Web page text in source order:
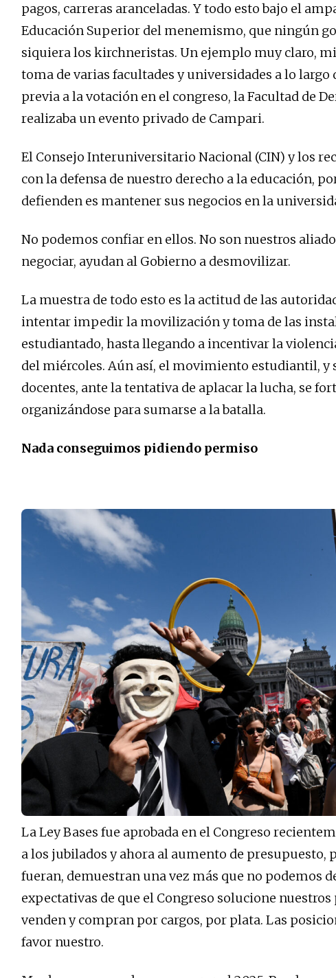
pagos, carreras aranceladas. Y todo esto bajo el
Educación Superior del menemismo, que ningún
siquiera los kirchneristas. Un ejemplo muy claro,
toma de varias facultades y universidades a lo largo
previa a la votación en el congreso, la Facultad de
realizaba un evento privado de Campari.
El Consejo Interuniversitario Nacional (CIN) y los
con la defensa de nuestro derecho a la educación,
defienden es mantener sus negocios en la
No podemos confiar en ellos. No son nuestros
negociar, ayudan al Gobierno a desmovilizar.
La muestra de todo esto es la actitud de las
intentar impedir la movilización y toma de las
estudiantado, hasta llegando a incentivar la
del miércoles. Aún así, el movimiento estudiantil, y
docentes, ante la tentativa de aplacar la lucha, se
organizándose para sumarse a la batalla.
Nada conseguimos pidiendo permiso
La Ley Bases fue aprobada en el Congreso
a los jubilados y ahora al aumento de presupuesto,
fueran, demuestran una vez más que no podemos
expectativas de que el Congreso solucione nuestros
venden y compran por cargos, por plata. Las
favor nuestro.